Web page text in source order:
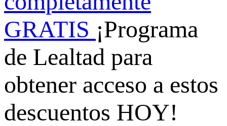
GRATIS ¡Programa
de Lealtad para
obtener acceso a estos
descuentos HOY!